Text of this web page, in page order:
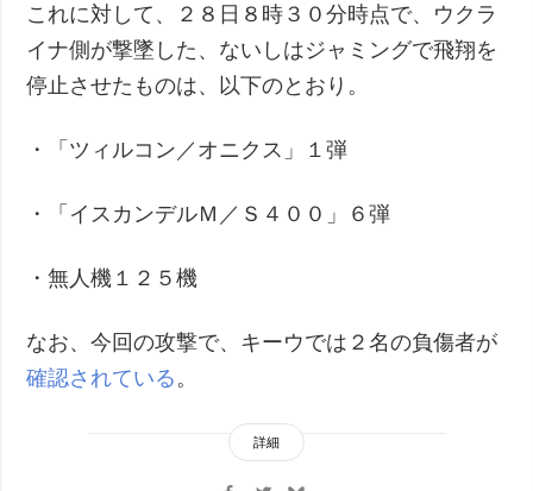
これに対して、２８日８時３０分時点で、ウクラ
イナ側が撃墜した、ないしはジャミングで飛翔を
停止させたものは、以下のとおり。
・「ツィルコン／オニクス」１弾
・「イスカンデルＭ／Ｓ４００」６弾
・無人機１２５機
なお、今回の攻撃で、キーウでは２名の負傷者が
確認されている 。
詳細